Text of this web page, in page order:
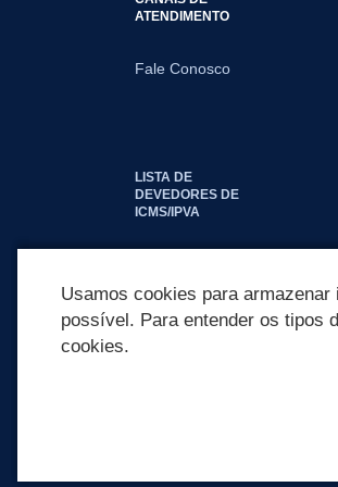
ATENDIMENTO
Fale Conosco
LISTA DE
DEVEDORES DE
ICMS/IPVA
Usamos cookies para
possível. Para entender os tipos
cookies.